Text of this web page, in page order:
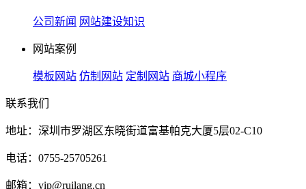
公司新闻 网站建设知识
网站案例
模板网站 仿制网站 定制网站 商城小程序
联系我们
地址：深圳市罗湖区东晓街道富基帕克大厦5层02-C10
电话：0755-25705261
邮箱：vip@ruilang.cn